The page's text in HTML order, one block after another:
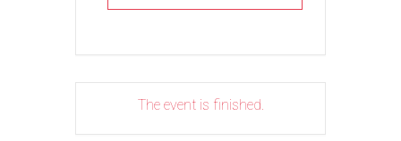
The event is finished.